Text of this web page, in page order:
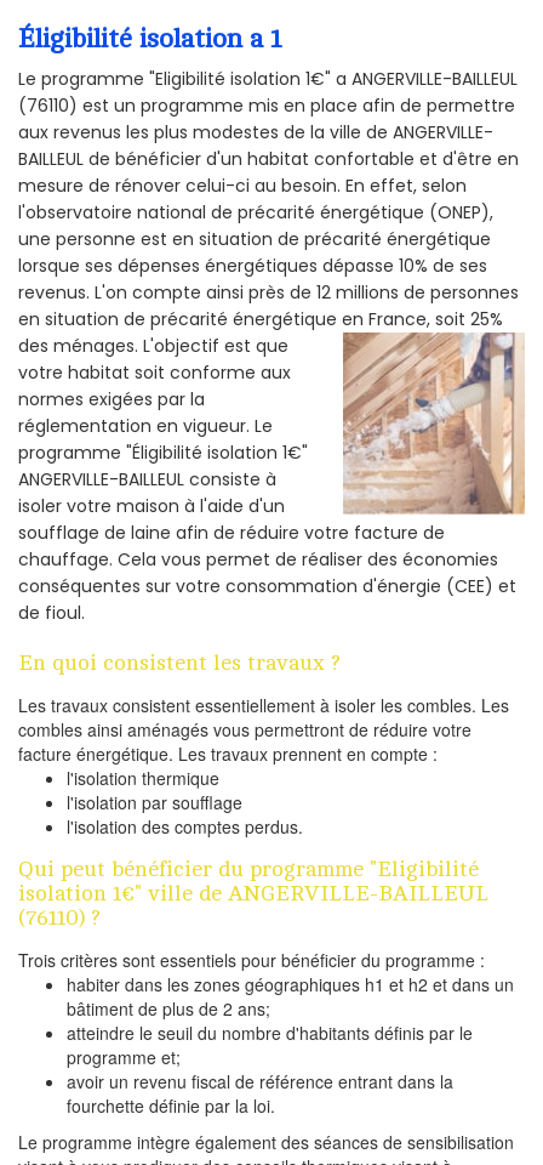
Éligibilité isolation a 1
Le programme "Eligibilité isolation 1€" a ANGERVILLE-BAILLEUL
(76110) est un programme mis en place afin de permettre
aux revenus les plus modestes de la ville de ANGERVILLE-
BAILLEUL de bénéficier d'un habitat confortable et d'être en
mesure de rénover celui-ci au besoin. En effet, selon
l'observatoire national de précarité énergétique (ONEP),
une personne est en situation de précarité énergétique
lorsque ses dépenses énergétiques dépasse 10% de ses
revenus. L'on compte ainsi près de 12 millions de personnes
en situation de précarité énergétique en France, soit 25%
des ménages. L'objectif est que
votre habitat soit conforme aux
normes exigées par la
réglementation en vigueur. Le
programme "Éligibilité isolation 1€"
ANGERVILLE-BAILLEUL consiste à
isoler votre maison à l'aide d'un
soufflage de laine afin de réduire votre facture de
chauffage. Cela vous permet de réaliser des économies
conséquentes sur votre consommation d'énergie (CEE) et
de fioul.
En quoi consistent les travaux ?
Les travaux consistent essentiellement à isoler les combles. Les
combles ainsi aménagés vous permettront de réduire votre
facture énergétique. Les travaux prennent en compte :
l'isolation thermique
l'isolation par soufflage
l'isolation des comptes perdus.
Qui peut bénéficier du programme "Eligibilité
isolation 1€" ville de ANGERVILLE-BAILLEUL
(76110) ?
Trois critères sont essentiels pour bénéficier du programme :
habiter dans les zones géographiques h1 et h2 et dans un
bâtiment de plus de 2 ans;
atteindre le seuil du nombre d'habitants définis par le
programme et;
avoir un revenu fiscal de référence entrant dans la
fourchette définie par la loi.
Le programme intègre également des séances de sensibilisation